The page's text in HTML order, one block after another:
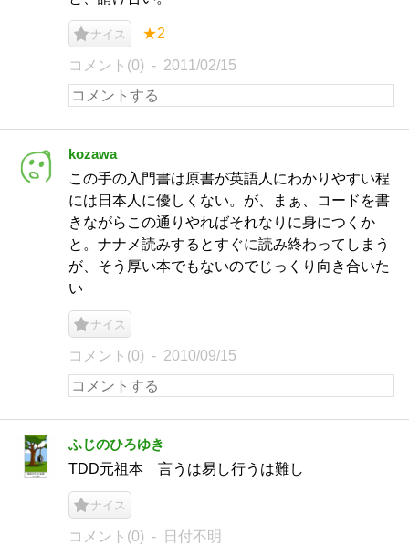
ナイス ★2
コメント(0) 2011/02/15
kozawa
この手の入門書は原書が英語人にわかりやすい程
には日本人に優しくない。が、まぁ、コードを書
きながらこの通りやればそれなりに身につくか
と。ナナメ読みするとすぐに読み終わってしまう
が、そう厚い本でもないのでじっくり向き合いた
い
ナイス
コメント(0) 2010/09/15
ふじのひろゆき
TDD元祖本 言うは易し行うは難し
ナイス
コメント(0) 日付不明